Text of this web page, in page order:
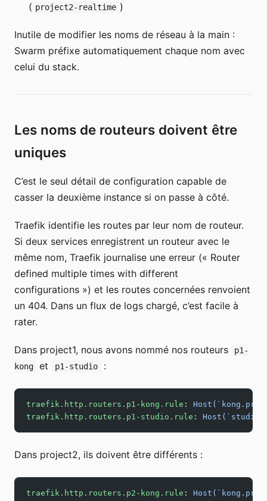
( project2-realtime )
Inutile de modifier les noms de réseau à la main :
Swarm préfixe automatiquement chaque nom avec
celui du stack.
Les noms de routeurs doivent être
uniques
C’est le seul détail de configuration capable de
casser la deuxième instance si on passe à côté.
Traefik identifie les routes par leur nom de routeur.
Si deux services enregistrent un routeur avec le
même nom, Traefik journalise une erreur (« Router
defined multiple times with different
configurations ») et les routes concernées renvoient
un 404. Dans un flux de logs chargé, c’est facile à
rater.
Dans project1, nous avons nommé nos routeurs
p1-
kong
et p1-studio :
traefik.http.routers.p1-kong.rule :
traefik.http.routers.p1-studio.rule :
Dans project2, ils doivent être différents :
traefik.http.routers.p2-kong.rule :